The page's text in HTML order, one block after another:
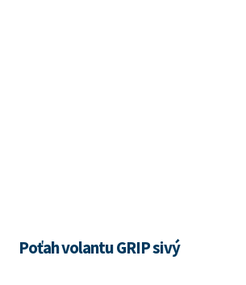
Poťah volantu GRIP sivý